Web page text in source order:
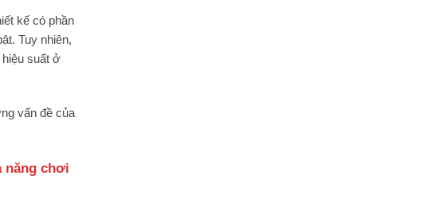
kế có phần
Tuy nhiên,
suất ở
vấn đề của
năng chơi